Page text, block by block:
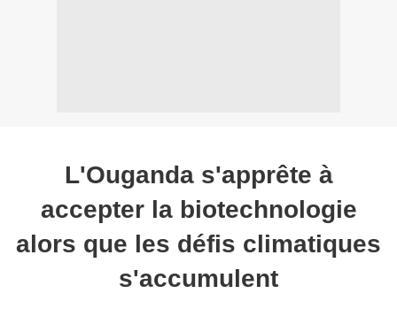
L'Ouganda s'apprête à
accepter la biotechnologie
alors que les défis climatiques
s'accumulent